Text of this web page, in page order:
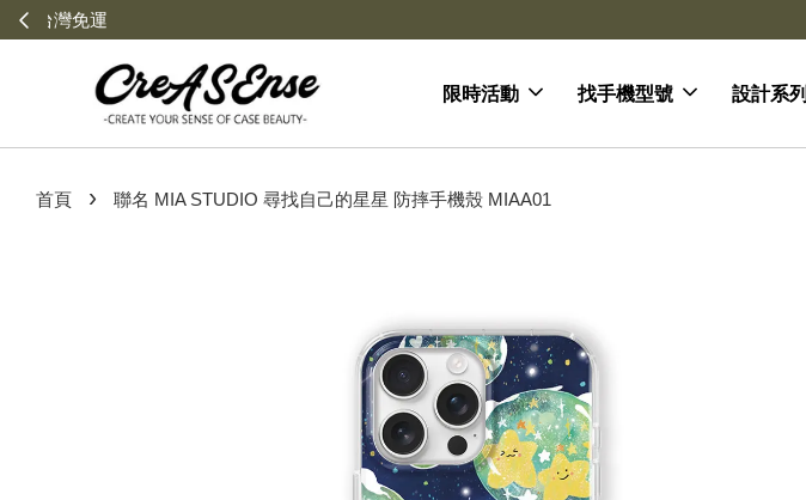
限時活動 找手機型號 設計系列
首頁 › 聯名 MIA STUDIO 尋找自己的星星 防摔手機殼 MIAA01